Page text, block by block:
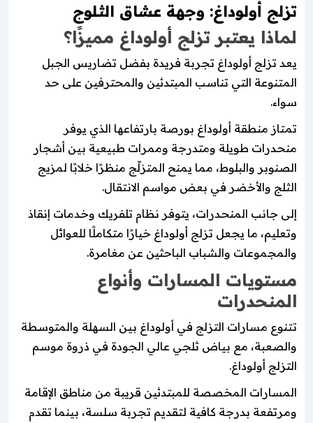
تزلج أولوداغ: وجهة عشاق الثلوج
لماذا يعتبر تزلج أولوداغ مميزًا؟
يعد تزلج أولوداغ تجربة فريدة بفضل تضاريس الجبل
المتنوعة التي تناسب المبتدئين والمحترفين على حد
سواء.
تمتاز منطقة أولوداغ بورصة بارتفاعها الذي يوفر
منحدرات طويلة ومتدرجة وممرات طبيعية بين أشجار
الصنوبر والبلوط، مما يمنح المتزلّج منظرًا خلابًا لمزيج
الثلج والأخضر في بعض مواسم الانتقال.
إلى جانب المنحدرات، يتوفر نظام تلفريك وخدمات إنقاذ
وتعليم، ما يجعل تزلج أولوداغ خيارًا متكاملًا للعوائل
والمجموعات والشباب الباحثين عن مغامرة.
مستويات المسارات وأنواع
المنحدرات
تتنوع مسارات التزلج في أولوداغ بين السهلة والمتوسطة
والصعبة، مع بياض ثلجي عالي الجودة في ذروة موسم
التزلج أولوداغ.
المسارات المخصصة للمبتدئين قريبة من مناطق الإقامة
ومرتفعة بدرجة كافية لتقديم تجربة سلسة، بينما تقدم